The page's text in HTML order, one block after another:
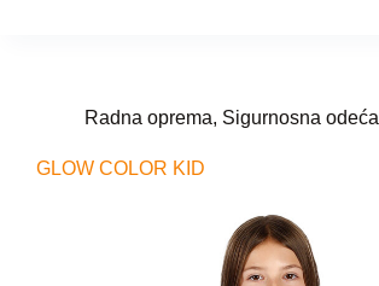
Radna oprema, Sigurnosna odeća
GLOW COLOR KID